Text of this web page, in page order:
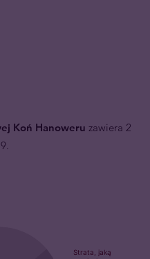
Koń Hanoweru zawiera 2